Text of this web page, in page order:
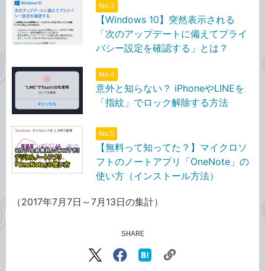
No.3
【Windows 10】突然表示される
「次のアップデートに備えてプライ
バシー設定を確認する」とは？
No.4
意外と知らない？ iPhoneやLINEを
「指紋」でロック解除する方法
No.5
【無料って知ってた？】マイクロソ
フトのノートアプリ「OneNote」の
使い方（インストール方法）
（2017年7月7日～7月13日の集計）
SHARE
X（旧
Facebook